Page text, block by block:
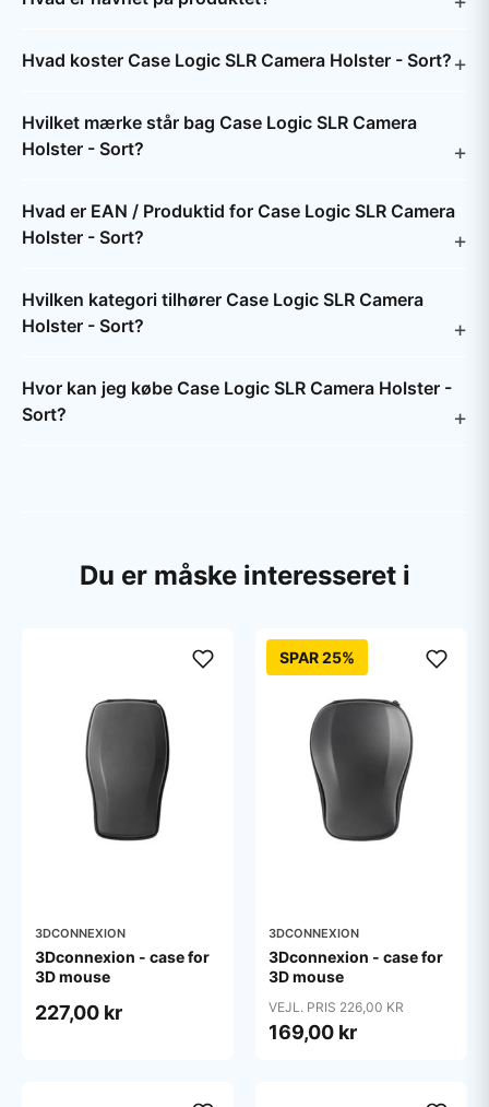
Hvad koster Case Logic SLR Camera Holster - Sort?
Hvilket mærke står bag Case Logic SLR Camera
Holster - Sort?
Hvad er EAN / Produktid for Case Logic SLR Camera
Holster - Sort?
Hvilken kategori tilhører Case Logic SLR Camera
Holster - Sort?
Hvor kan jeg købe Case Logic SLR Camera Holster -
Sort?
Du er måske interesseret i
3DCONNEXION
3Dconnexion - case for
3D mouse
227,00 kr
SPAR 25%
3DCONNEXION
3Dconnexion - case for
3D mouse
VEJL. PRIS 226,00 KR
169,00 kr